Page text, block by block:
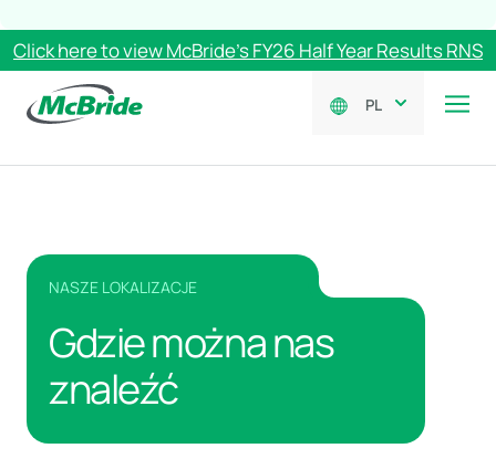
Click here to view McBride’s FY26 Half Year Results RNS
PL
NASZE LOKALIZACJE
Gdzie można nas
znaleźć